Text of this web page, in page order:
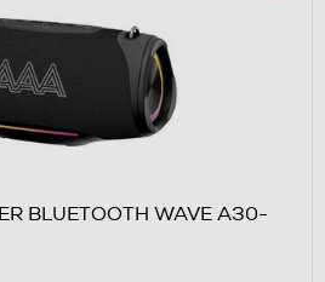
BLUETOOTH WAVE A30-